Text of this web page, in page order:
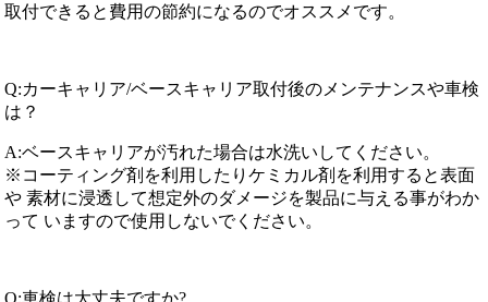
取付できると費用の節約になるのでオススメです。
Q:カーキャリア/ベースキャリア取付後のメンテナンスや車検
は？
A:ベースキャリアが汚れた場合は水洗いしてください。
※コーティング剤を利用したりケミカル剤を利用すると表面
や 素材に浸透して想定外のダメージを製品に与える事がわか
って いますので使用しないでください。